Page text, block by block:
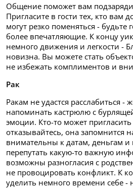
Общение поможет вам
Пригласите в гости тех, кто вам
могут резко поменяться -
более впечатляющие. К концу
немного движения и легкости -
новизна. Вы можете стать
не избежать комплиментов и
Рак
Ракам не удастся расслабиться -
напоминать кастрюлю с
эмоции. Кто-то может пригласить
отказывайтесь, она запомнится
внимательны к датам, деньгам
перепутать какую-то важную
возможны разногласия с
не провоцировать конфликт. К
уделить немного времени себе -